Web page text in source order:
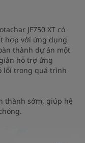
JF750 XT có
hợp với ứng dụng
thành dự án một
hỗ trợ ứng
lỗi trong quá trình
thành sớm, giúp hệ